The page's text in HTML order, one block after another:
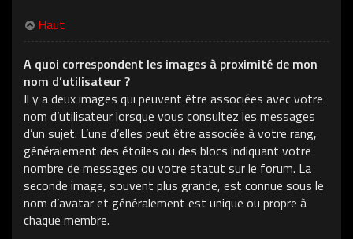
Haut
A quoi correspondent les images à proximité de mon
nom d’utilisateur ?
Il y a deux images qui peuvent être associées avec votre
nom d’utilisateur lorsque vous consultez les messages
d’un sujet. L’une d’elles peut être associée à votre rang,
généralement des étoiles ou des blocs indiquant votre
nombre de messages ou votre statut sur le forum. La
seconde image, souvent plus grande, est connue sous le
nom d’avatar et généralement est unique ou propre à
chaque membre.